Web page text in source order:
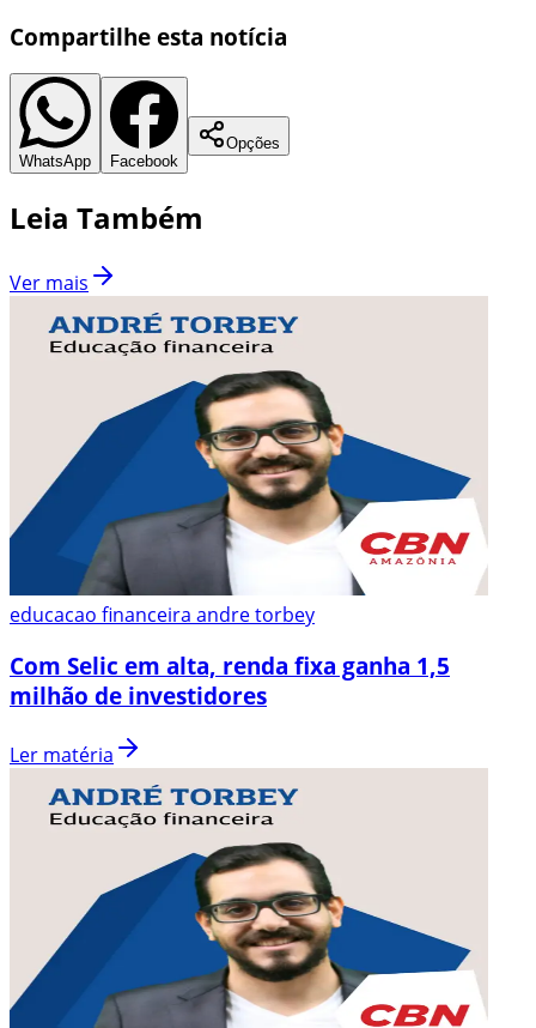
Compartilhe esta notícia
WhatsApp Facebook
Opções
Leia Também
Ver mais
educacao financeira andre torbey
Com Selic em alta, renda fixa ganha 1,5
milhão de investidores
Ler matéria